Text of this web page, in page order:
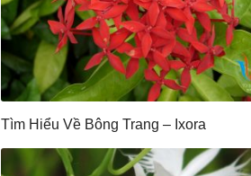
Tìm Hiểu Về Bông Trang – Ixora